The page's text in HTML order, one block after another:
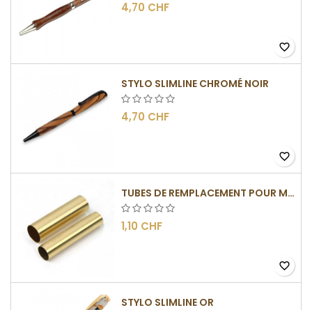
4,70 CHF
favorite_border
STYLO SLIMLINE CHROMÉ NOIR
4,70 CHF
favorite_border
TUBES DE REMPLACEMENT POUR MÉCANISMES SLIMLINE
1,10 CHF
favorite_border
STYLO SLIMLINE OR